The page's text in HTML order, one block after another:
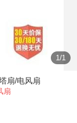
1/1
扇/电风扇
扇